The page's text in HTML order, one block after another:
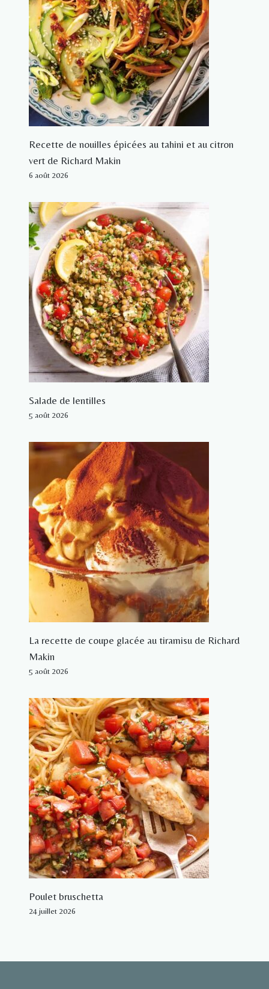
Recette de nouilles épicées au tahini et au citron
vert de Richard Makin
6 août 2026
Salade de lentilles
5 août 2026
La recette de coupe glacée au tiramisu de Richard
Makin
5 août 2026
Poulet bruschetta
24 juillet 2026